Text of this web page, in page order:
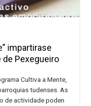
impartirase
de Pexegueiro
Cultiva a Mente,
tudenses. As
de actividade poden